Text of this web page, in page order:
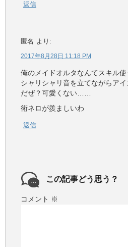
返信
匿名 より:
2017年8月28日 11:18 PM
俺のメイドオルタなんてスキル使
シャリシャリ音を立てながらア
だぜ？可愛くない……
術ネロが羨ましいわ
返信
この記事どう思う？
コメント ※